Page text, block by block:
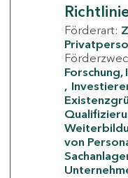
Förderart:
von